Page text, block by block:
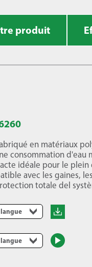
produit
en matériaux
consommation d'eau
idéale pour le plein
avec les gaines,
totale del